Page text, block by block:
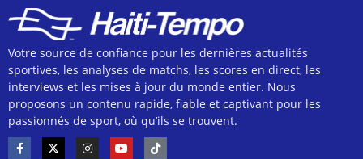
Votre source de confiance pour les dernières actualités
sportives, les analyses de matchs, les scores en direct, les
interviews et les mises à jour du monde entier. Nous
proposons un contenu rapide, fiable et captivant pour les
passionnés de sport, où qu’ils se trouvent.